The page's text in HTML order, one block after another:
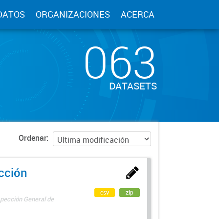
ORGANIZACIONES ACERCA
063
DATASETS
Ordenar
General de
csv zip